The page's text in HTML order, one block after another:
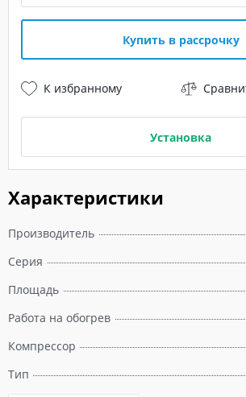
Характеристики
Производитель
Серия
Площадь
Работа на обогрев
Компрессор
Тип
Купить в рассрочку
К избранному
Установка